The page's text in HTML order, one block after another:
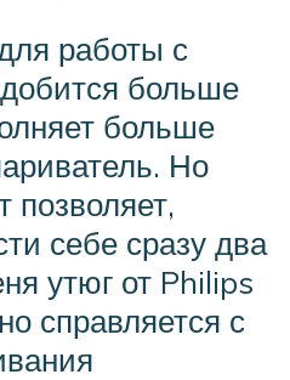
работы с
больше
больше
Но
себе сразу два
утюг от Philips
справляется с